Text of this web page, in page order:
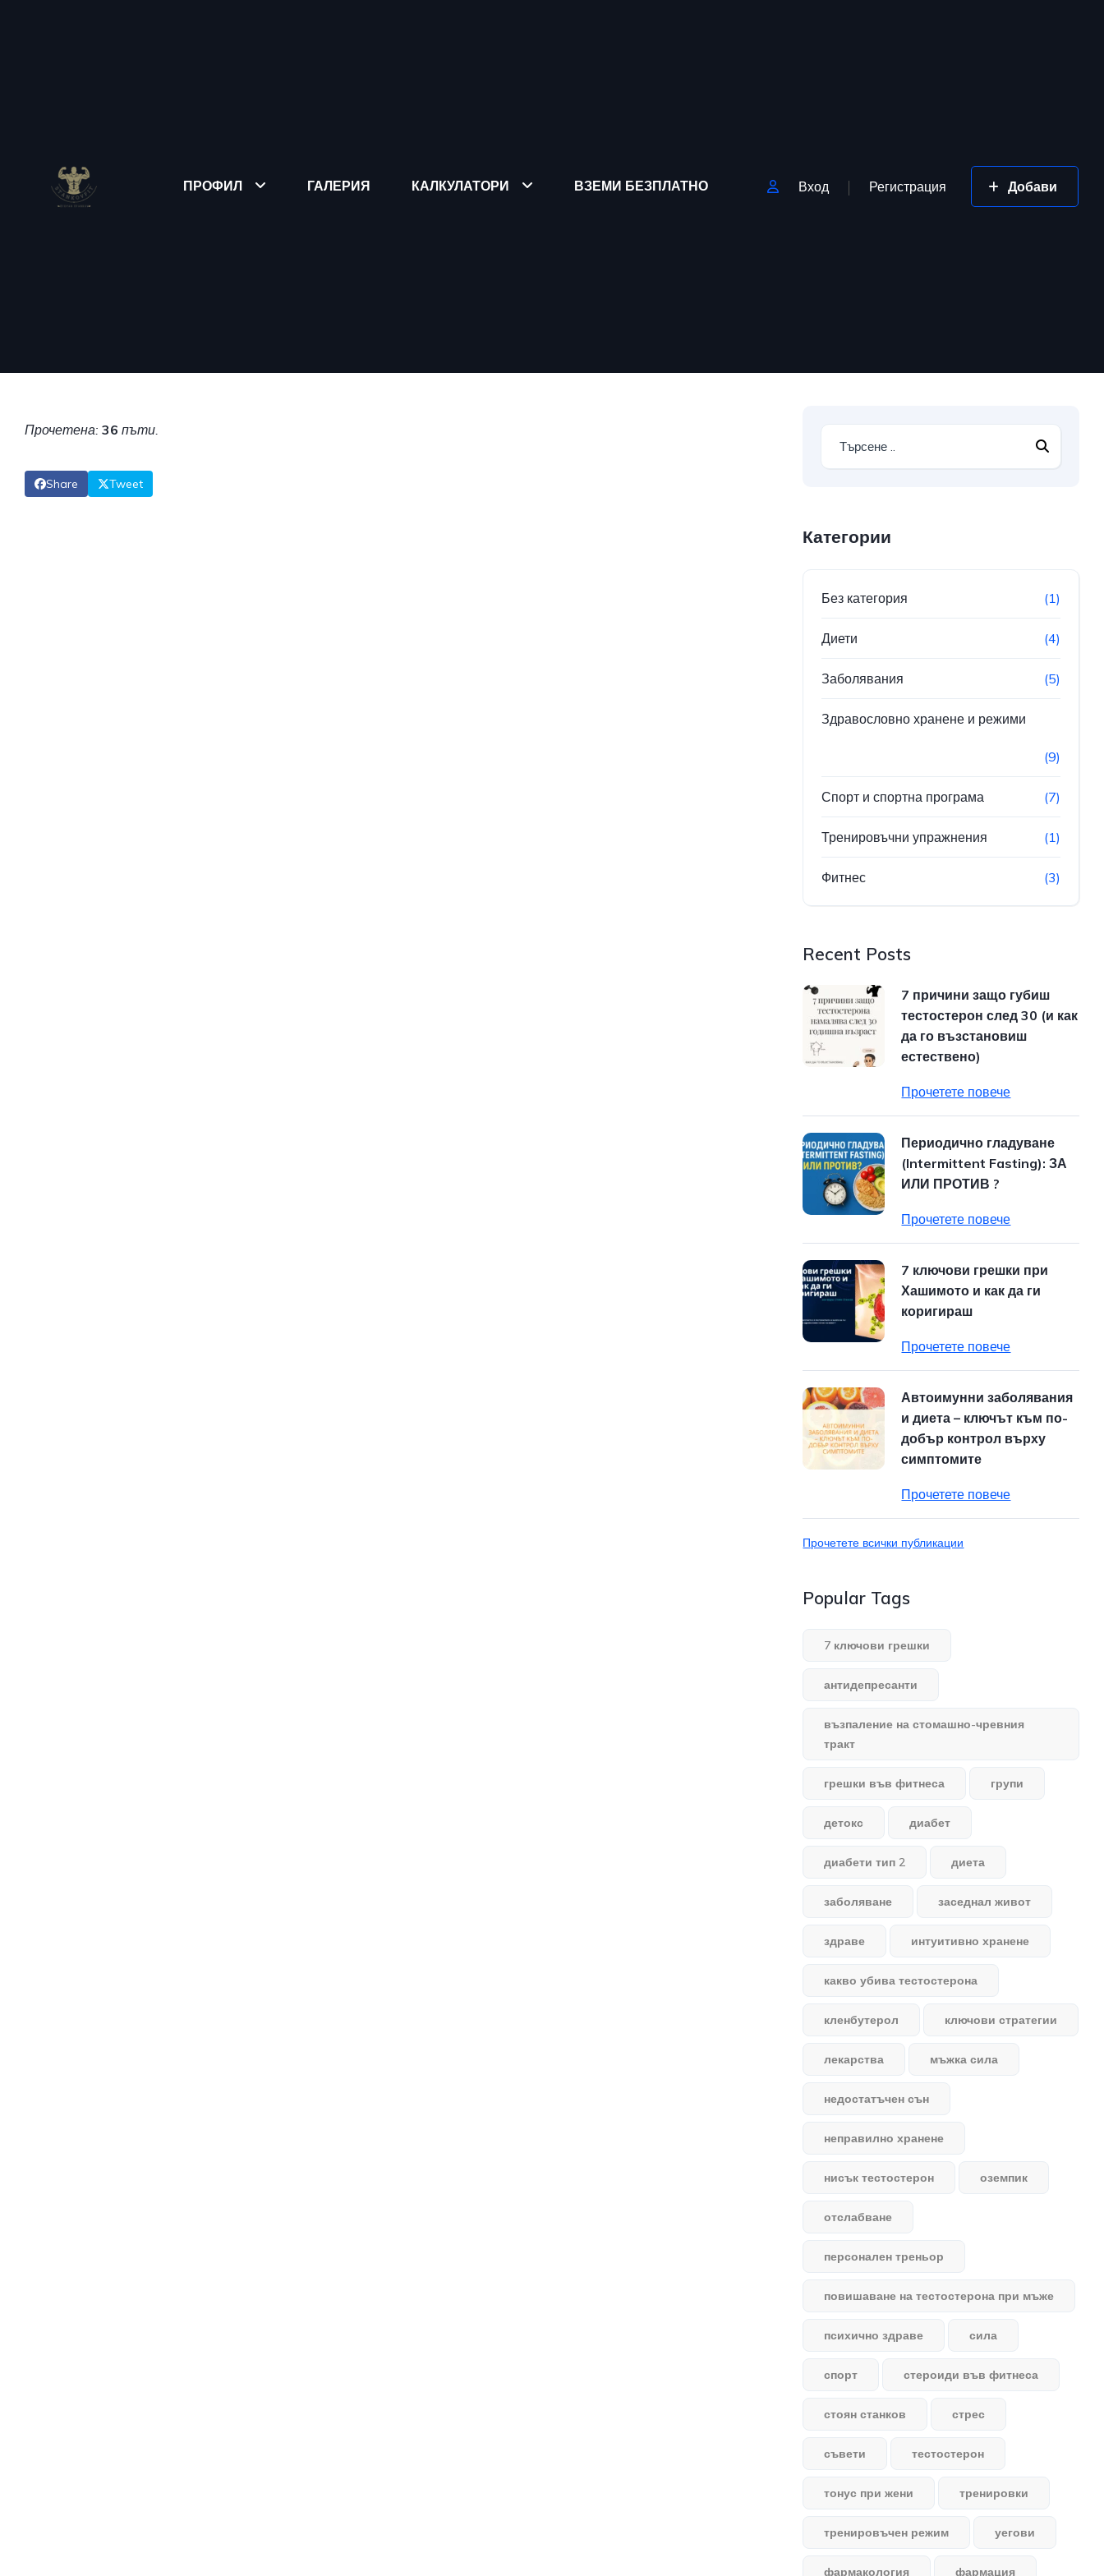
ПРОФИЛ ГАЛЕРИЯ КАЛКУЛАТОРИ ВЗЕМИ БЕЗПЛАТНО Вход Регистрация Добави
Прочетена: 36 пъти.
Share Tweet
Категории
Без категория (1)
Диети (4)
Заболявания (5)
Здравословно хранене и режими
(9)
Спорт и спортна програма (7)
Тренировъчни упражнения (1)
Фитнес (3)
Recent Posts
7 причини защо губиш
тестостерон след 30 (и как
да го възстановиш
естествено)
Прочетете повече
Периодично гладуване
(Intermittent Fasting): ЗА
ИЛИ ПРОТИВ ?
Прочетете повече
7 ключови грешки при
Хашимото и как да ги
коригираш
Прочетете повече
Автоимунни заболявания
и диета – ключът към по-
добър контрол върху
симптомите
Прочетете повече
Прочетете всички публикации
Popular Tags
7 ключови грешки
антидепресанти
възпаление на стомашно-чревния
тракт
грешки във фитнеса групи
детокс диабет
диабети тип 2 диета
заболяване заседнал живот
здраве интуитивно хранене
какво убива тестостерона
кленбутерол ключови стратегии
лекарства мъжка сила
недостатъчен сън
неправилно хранене
нисък тестостерон оземпик
отслабване
персонален треньор
повишаване на тестостерона при мъже
психично здраве сила
спорт стероиди във фитнеса
стоян станков стрес
съвети тестостерон
тонус при жени тренировки
тренировъчен режим уегови
фармакология фармация